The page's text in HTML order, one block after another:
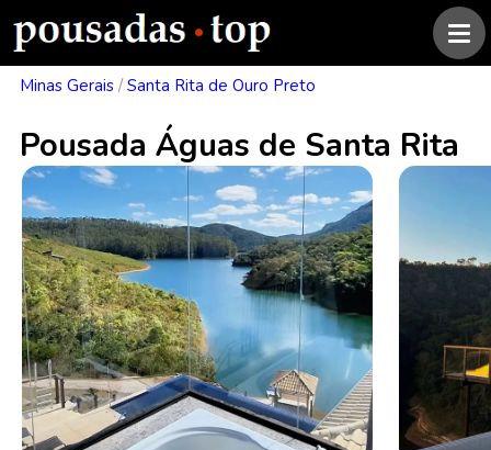
Minas Gerais / Santa Rita de Ouro Preto
Pousada Águas de Santa Rita